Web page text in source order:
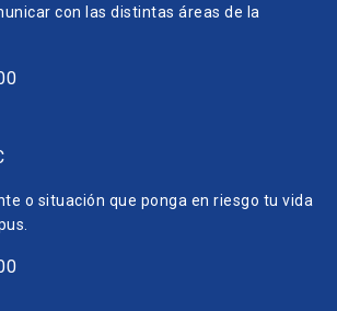
con las distintas áreas de la
o situación que ponga en riesgo tu vida